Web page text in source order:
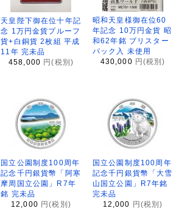
天皇陛下御在位十年記
念 1万円金貨プルーフ
貨+白銅貨 2枚組 平成
11年 完未品
458,000 円(税別)
昭和天皇様御在位60
年記念 10万円金貨 昭
和62年銘 ブリスター
パック入 未使用
430,000 円(税別)
国立公園制度100周年
記念千円銀貨幣「阿寒
摩周国立公園」R7年
銘 完未品
12,000 円(税別)
国立公園制度100周年
記念千円銀貨幣「大雪
山国立公園」R7年銘
完未品
12,000
円(税別)